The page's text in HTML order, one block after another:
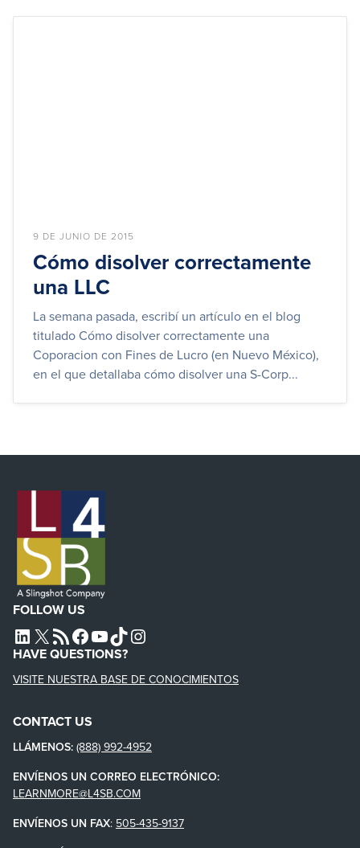
9 DE JUNIO DE 2015
Cómo disolver correctamente
una LLC
La semana pasada, escribí un artículo en el blog
titulado Cómo disolver correctamente una
Coporacion con Fines de Lucro (en Nuevo México),
en el que detallaba cómo disolver una S-Corp...
FOLLOW US
L4SB LINKEDIN
X L4SB RSS FEEDL4SB FACEBOOK
L4SB YOUTUBE
TIKTOKINSTAGRAM
HAVE QUESTIONS?
VISITE NUESTRA BASE DE CONOCIMIENTOS
CONTACT US
LLÁMENOS: (888) 992-4952
ENVÍENOS UN CORREO ELECTRÓNICO:
LEARNMORE@L4SB.COM
ENVÍENOS UN FAX: 505-435-9137